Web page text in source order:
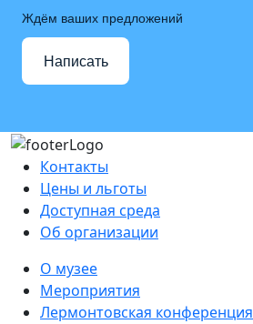
Ждём ваших предложений
Написать
Контакты
Цены и льготы
Доступная среда
Об организации
О музее
Мероприятия
Лермонтовская конференция